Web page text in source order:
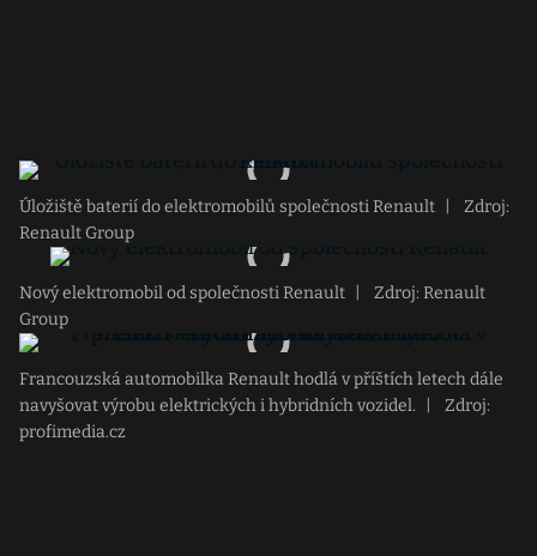
Úložiště baterií do elektromobilů společnosti Renault
Zdroj:
Renault Group
Nový elektromobil od společnosti Renault
Zdroj: Renault
Group
Francouzská automobilka Renault hodlá v příštích letech dále
navyšovat výrobu elektrických i hybridních vozidel.
Zdroj:
profimedia.cz